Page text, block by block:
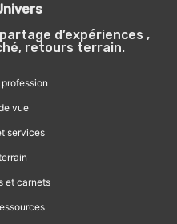
d’expériences ,
retours terrain.
vue
services
et carnets